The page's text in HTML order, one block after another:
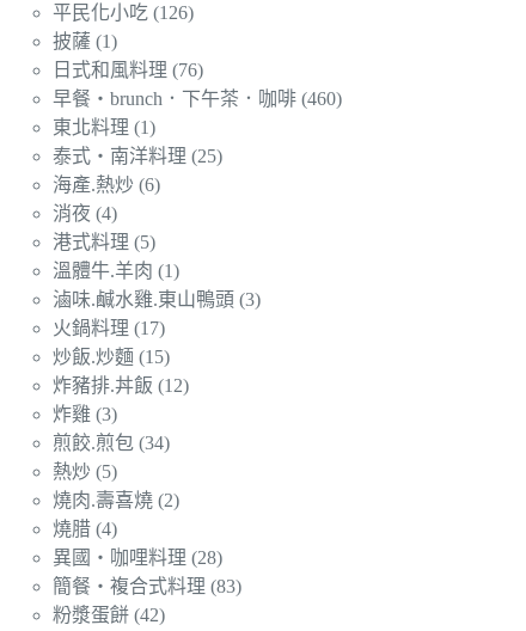
平民化小吃 (126)
披薩 (1)
日式和風料理 (76)
早餐‧brunch．下午茶．咖啡 (460)
東北料理 (1)
泰式‧南洋料理 (25)
海產.熱炒 (6)
消夜 (4)
港式料理 (5)
溫體牛.羊肉 (1)
滷味.鹹水雞.東山鴨頭 (3)
火鍋料理 (17)
炒飯.炒麵 (15)
炸豬排.丼飯 (12)
炸雞 (3)
煎餃.煎包 (34)
熱炒 (5)
燒肉.壽喜燒 (2)
燒腊 (4)
異國‧咖哩料理 (28)
簡餐‧複合式料理 (83)
粉漿蛋餅 (42)